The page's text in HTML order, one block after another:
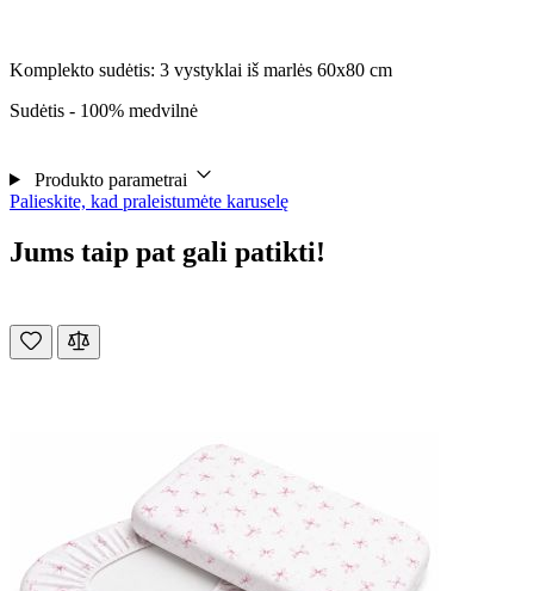
Komplekto sudėtis: 3 vystyklai iš marlės 60x80 cm
Sudėtis - 100% medvilnė
Produkto parametrai
Palieskite, kad praleistumėte karuselę
Jums taip pat gali patikti!